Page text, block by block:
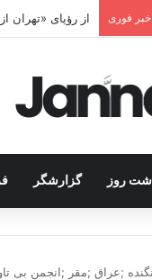
خبر فوری از رؤیای
روز گزارشگر
;عراق ;مقر ;انجمن بی